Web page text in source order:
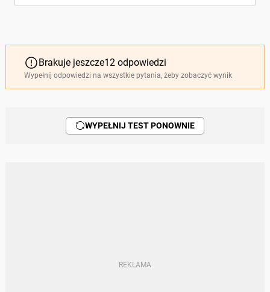
Brakuje jeszcze12 odpowiedzi
Wypełnij odpowiedzi na wszystkie pytania, żeby zobaczyć wynik
WYPEŁNIJ TEST PONOWNIE